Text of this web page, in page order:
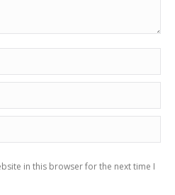
in this browser for the next time I